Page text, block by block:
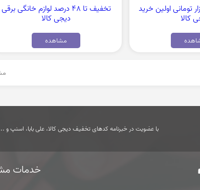
100 هزار تومانی اولین خرید
کالا
تخفیف تا 48 درصد لوازم خانگی برقی
دیجی کالا
مشاهده
با عضویت در خبرنامه کدهای تخفیف دیجی کالا، علی بابا، اسنپ و ...
خدمات